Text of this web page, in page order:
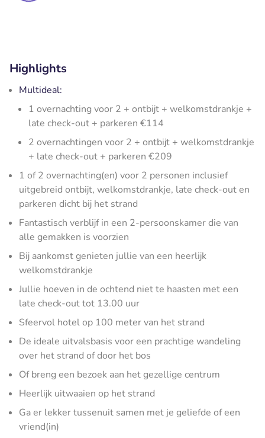
Highlights
Multideal:
1 overnachting voor 2 + ontbijt + welkomstdrankje +
late check-out + parkeren €114
2 overnachtingen voor 2 + ontbijt + welkomstdrankje
+ late check-out + parkeren €209
1 of 2 overnachting(en) voor 2 personen inclusief
uitgebreid ontbijt, welkomstdrankje, late check-out en
parkeren dicht bij het strand
Fantastisch verblijf in een 2-persoonskamer die van
alle gemakken is voorzien
Bij aankomst genieten jullie van een heerlijk
welkomstdrankje
Jullie hoeven in de ochtend niet te haasten met een
late check-out tot 13.00 uur
Sfeervol hotel op 100 meter van het strand
De ideale uitvalsbasis voor een prachtige wandeling
over het strand of door het bos
Of breng een bezoek aan het gezellige centrum
Heerlijk uitwaaien op het strand
Ga er lekker tussenuit samen met je geliefde of een
vriend(in)